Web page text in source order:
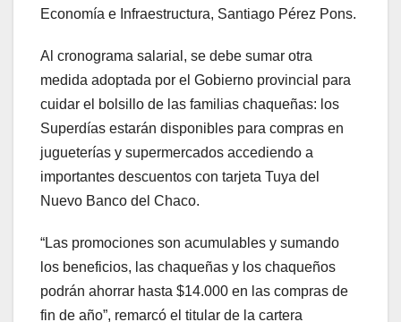
Economía e Infraestructura, Santiago Pérez Pons.
Al cronograma salarial, se debe sumar otra
medida adoptada por el Gobierno provincial para
cuidar el bolsillo de las familias chaqueñas: los
Superdías estarán disponibles para compras en
jugueterías y supermercados accediendo a
importantes descuentos con tarjeta Tuya del
Nuevo Banco del Chaco.
“Las promociones son acumulables y sumando
los beneficios, las chaqueñas y los chaqueños
podrán ahorrar hasta $14.000 en las compras de
fin de año”, remarcó el titular de la cartera